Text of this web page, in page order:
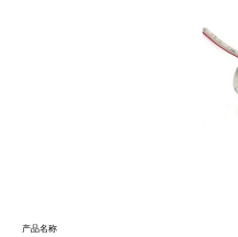
产品名称